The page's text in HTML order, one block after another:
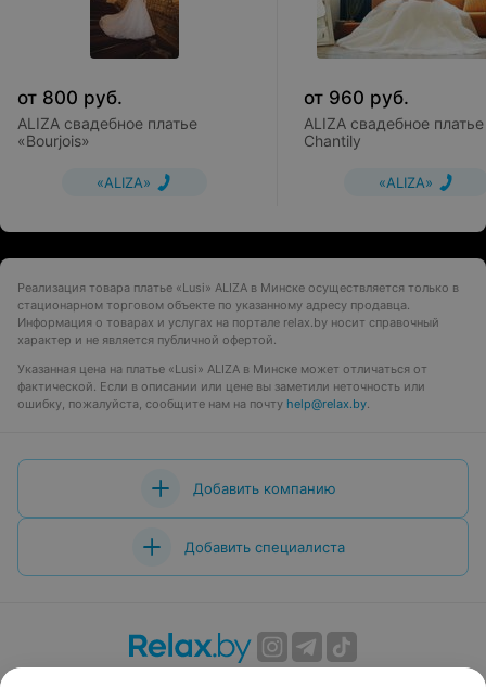
от 800 руб.
ALIZA свадебное платье
«Bourjois»
«ALIZA»
от 960 руб.
ALIZA свадебное платье
Chantily
«ALIZA»
Реализация товара платье «Lusi» ALIZA в Минске осуществляется только в
стационарном торговом объекте по указанному адресу продавца.
Информация о товарах и услугах на портале relax.by носит справочный
характер и не является публичной офертой.
Указанная цена на платье «Lusi» ALIZA в Минске может отличаться от
фактической. Если в описании или цене вы заметили неточность или
ошибку, пожалуйста, сообщите нам на почту help@relax.by.
Добавить компанию
Добавить специалиста